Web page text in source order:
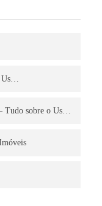
Tudo sobre o Us…